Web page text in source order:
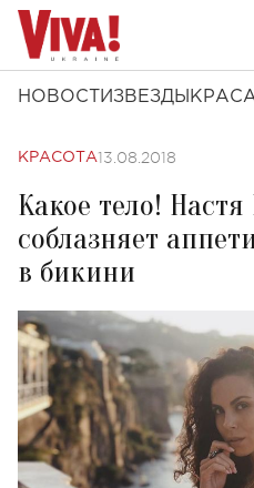
НОВОСТИ ЗВЕЗДЫ
КРАСОТА13.08.2018
Какое тело!
соблазняет
в бикини